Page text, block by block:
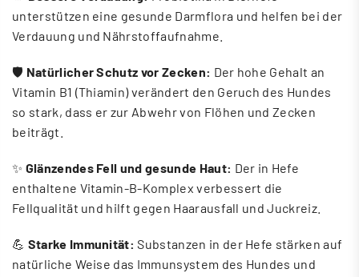
unterstützen eine gesunde Darmflora und helfen bei der
Verdauung und Nährstoffaufnahme.
🛡️ Natürlicher Schutz vor Zecken: Der hohe Gehalt an
Vitamin B1 (Thiamin) verändert den Geruch des Hundes
so stark, dass er zur Abwehr von Flöhen und Zecken
beiträgt.
✨ Glänzendes Fell und gesunde Haut: Der in Hefe
enthaltene Vitamin-B-Komplex verbessert die
Fellqualität und hilft gegen Haarausfall und Juckreiz.
💪 Starke Immunität: Substanzen in der Hefe stärken auf
natürliche Weise das Immunsystem des Hundes und